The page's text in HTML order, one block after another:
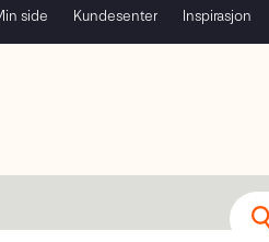
side Kundesenter Inspirasjon